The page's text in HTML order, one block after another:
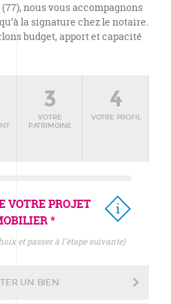
nous vous accompagnons
la signature chez le notaire.
budget, apport et capacité
3
VOTRE
PATRIMOINE
4
VOTRE PROFIL
VOTRE PROJET
*
et passer à l'étape suivante)
UN BIEN